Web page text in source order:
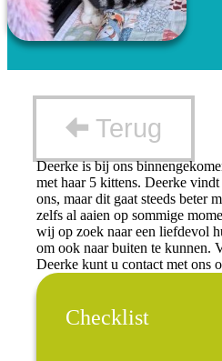
Terug
Deerke is bij ons
met haar 5 kittens. Deerke
ons, maar dit gaat steeds beter
zelfs al aaien op sommige
wij op zoek naar een liefdevol
om ook naar buiten te kunnen.
Deerke kunt u contact met ons
Checklist